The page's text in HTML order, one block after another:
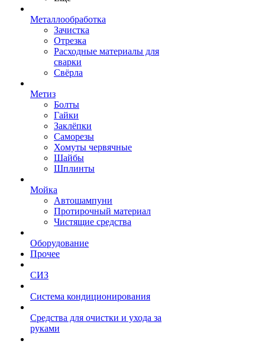
Металлообработка
Зачистка
Отрезка
Расходные материалы для
сварки
Свёрла
Метиз
Болты
Гайки
Заклёпки
Саморезы
Хомуты червячные
Шайбы
Шплинты
Мойка
Автошампуни
Протирочный материал
Чистящие средства
Оборудование
Прочее
СИЗ
Система кондиционирования
Средства для очистки и ухода за
руками